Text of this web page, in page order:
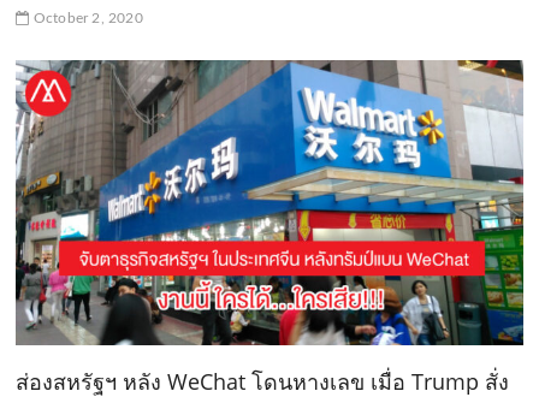
October 2, 2020
ส่องสหรัฐฯ หลัง WeChat โดนหางเลข เมื่อ Trump สั่ง